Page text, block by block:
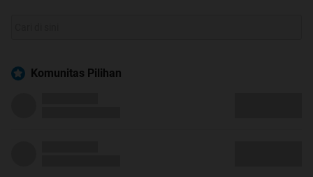
Komunitas Pilihan